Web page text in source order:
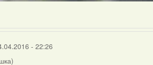
- 22:26